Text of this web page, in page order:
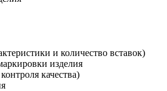
и количество вставок)
изделия
качества)